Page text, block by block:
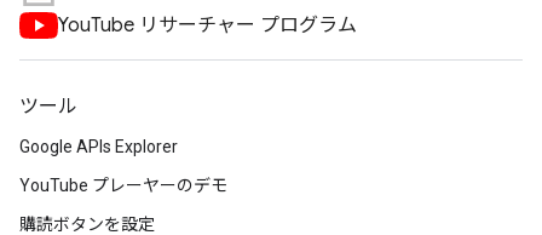
YouTube リサーチャー プログラム
ツール
Google APIs Explorer
YouTube プレーヤーのデモ
購読ボタンを設定